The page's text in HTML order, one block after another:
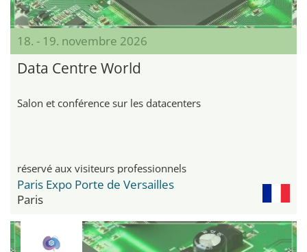
18. - 19. novembre 2026
Data Centre World
Salon et conférence sur les datacenters
réservé aux visiteurs professionnels
Paris Expo Porte de Versailles
Paris